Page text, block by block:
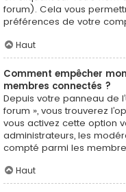
forum). Cela vous
préférences de votre
Haut
Comment empêcher
membres connectés ?
Depuis votre panneau de
forum », vous trouverez
vous activez cette option
administrateurs, les
compté parmi les
Haut